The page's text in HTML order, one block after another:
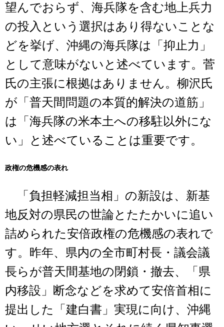
望んでおらず、海兵隊を含む地上兵力
の投入という選択はあり得ないことな
どを挙げ、沖縄の海兵隊は「抑止力」
として意味がないと述べています。菅
氏の主張に根拠はありません。柳沢氏
が「普天間問題の本質的解決の道筋」
は「海兵隊の米本土への移駐以外にな
い」と述べていることは重要です。
政権の危機感の表れ
「負担軽減担当相」の新設は、新基
地反対の県民の世論とたたかいに追い
詰められた安倍政権の危機感の表れで
す。昨年、県内の全市町村長・議会議
長らが普天間基地の閉鎖・撤去、「県
内移設」断念などを求めて安倍首相に
提出した「建白書」実現に向け、沖縄